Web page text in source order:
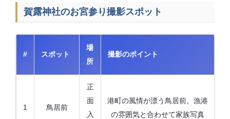
賀露神社のお宮参り撮影スポット
# スポット
場
所
撮影のポイント
1 鳥居前
正
面
入
港町の風情が漂う鳥居前。漁港
の雰囲気と合わせて家族写真